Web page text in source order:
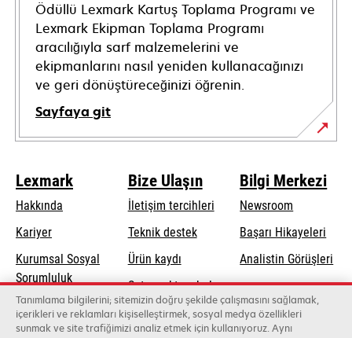
Ödüllü Lexmark Kartuş Toplama Programı ve
Lexmark Ekipman Toplama Programı
aracılığıyla sarf malzemelerini ve
ekipmanlarını nasıl yeniden kullanacağınızı
ve geri dönüştüreceğinizi öğrenin.
Sayfaya git
Lexmark
Hakkında
Kariyer
Kurumsal Sosyal
Sorumlulukopens
in
a
new
Sürdürülebilirlik
Bize Ulaşın
İletişim tercihleri
Teknik destekopens
new
tab
Ürün kaydı
Satış noktası bul
Toptancıların
listesi
Bilgi Merkezi
Newsroom
Başarı Hikayeleri
Analistin Görüşleri
Tanımlama bilgilerini; sitemizin doğru şekilde çalışmasını sağlamak,
içerikleri ve reklamları kişiselleştirmek, sosyal medya özellikleri
sunmak ve site trafiğimizi analiz etmek için kullanıyoruz. Aynı